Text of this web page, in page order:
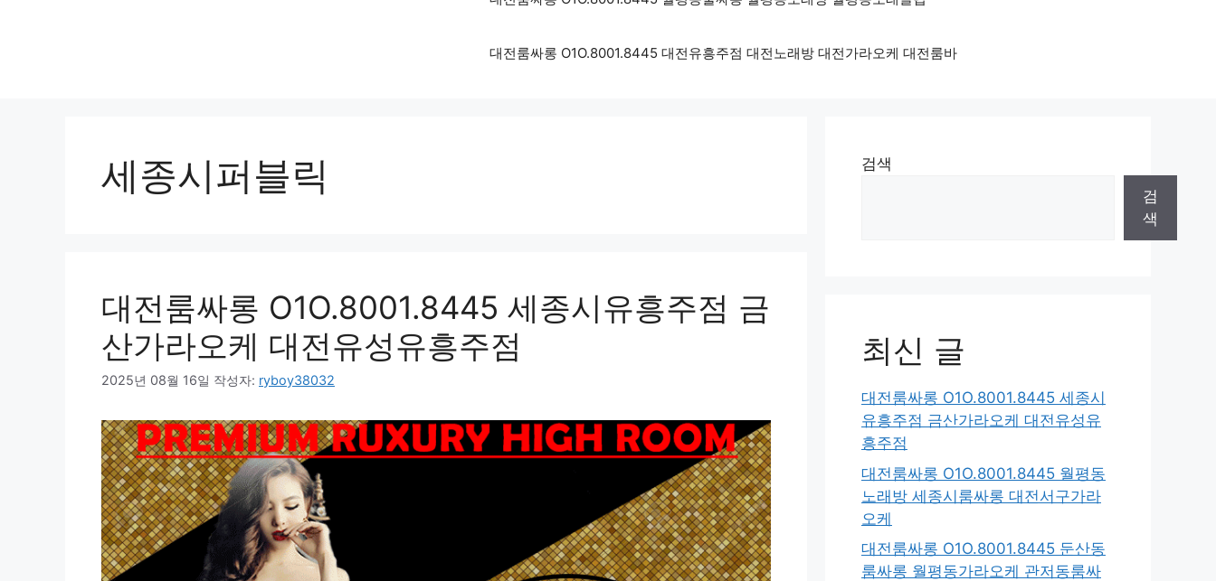
대전룸싸롱 O1O.8001.8445 대전유흥주점 대전노래방 대전가라오케 대전룸바
세종시퍼블릭
대전룸싸롱 O1O.8001.8445 세종시유흥주점 금
산가라오케 대전유성유흥주점
2025년 08월 16일 작성자: ryboy38032
검색
검
색
최신 글
대전룸싸롱 O1O.8001.8445 세종시
유흥주점 금산가라오케 대전유성유
흥주점
대전룸싸롱 O1O.8001.8445 월평동
노래방 세종시룸싸롱 대전서구가라
오케
대전룸싸롱 O1O.8001.8445 둔산동
룸싸롱 월평동가라오케 관저동룸싸